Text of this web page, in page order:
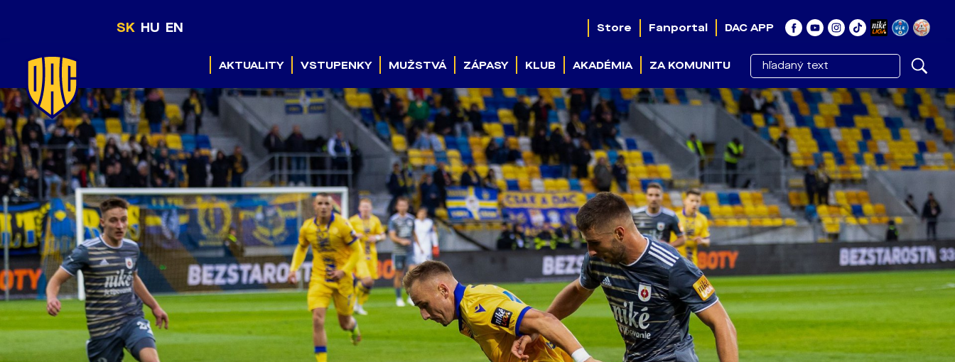
SK HU EN Store Fanportal DAC APP
AKTUALITY VSTUPENKY MUŽSTVÁ ZÁPASY KLUB AKADÉMIA ZA KOMUNITU